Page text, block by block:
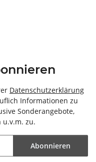
Datenschutzerklärung
Informationen zu
Sonderangebote,
u.v.m. zu.
Abonnieren